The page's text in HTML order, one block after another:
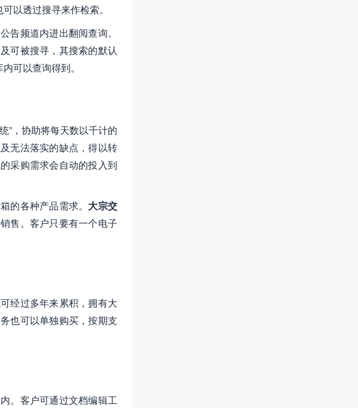
以透过搜寻来作检索。
告频道内进出翻阅查询。
可被搜寻，其搜索的默认
可以查询得到。
”，协助将每天数以千计的
无法落实的缺点，得以转
采购需求会自动的投入到
的各种产品需求。 大宗交
售。客户只要有一个电子
经过多年来累积，拥有大
也可以单独购买，按期支
。客户可通过文档编辑工